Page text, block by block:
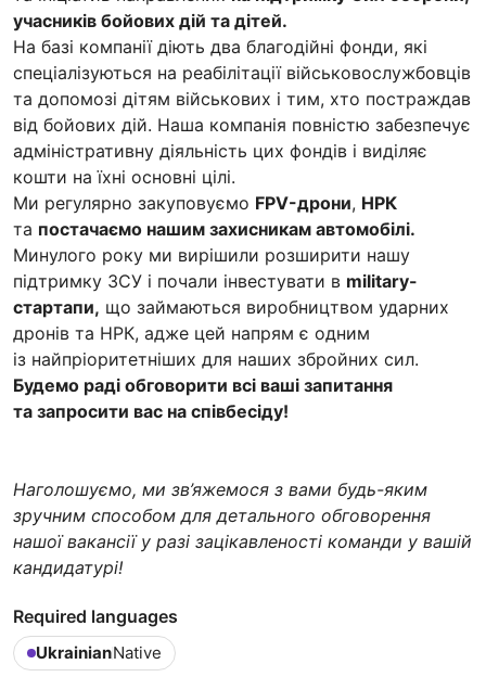
учасників бойових дій та дітей.
На базі компанії діють два благодійні фонди, які
спеціалізуються на реабілітації військовослужбовців
та допомозі дітям військових і тим, хто постраждав
від бойових дій. Наша компанія повністю забезпечує
адміністративну діяльність цих фондів і виділяє
кошти на їхні основні цілі.
Ми регулярно закуповуємо FPV-дрони, НРК
та постачаємо нашим захисникам автомобілі.
Минулого року ми вирішили розширити нашу
підтримку ЗСУ і почали інвестувати в military-
стартапи, що займаються виробництвом ударних
дронів та НРК, адже цей напрям є одним
із найпріоритетніших для наших збройних сил.
Будемо раді обговорити всі ваші запитання
та запросити вас на співбесіду!
Наголошуємо, ми зв’яжемося з вами будь-яким
зручним способом для детального обговорення
нашої вакансії у разі зацікавленості команди у вашій
кандидатурі!
Required languages
UkrainianNative